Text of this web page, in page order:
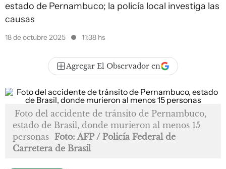
estado de Pernambuco; la policía local investiga las
causas
18 de octubre 2025 11:38 hs
Agregar El Observador en
Foto del accidente de tránsito de Pernambuco,
estado de Brasil, donde murieron al menos 15
personas Foto: AFP / Policía Federal de
Carretera de Brasil